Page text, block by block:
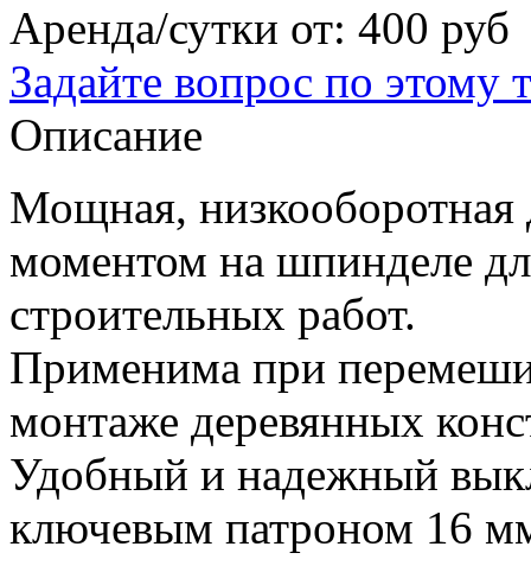
Аренда/сутки от: 400 руб
Задайте вопрос по этому
Описание
Мощная,
моментом на шпинделе
строительных работ.
Применима при
монтаже деревянных
Удобный и надежный
ключевым патроном 16